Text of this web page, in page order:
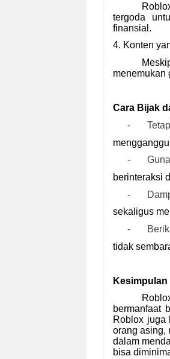
tergoda
finansial.
4. Konten
menemukan
Cara Bijak
-
-
berinteraksi
-
sekaligus
-
tidak
Kesimpulan
bermanfaat
Roblox juga
orang asing,
dalam
bisa